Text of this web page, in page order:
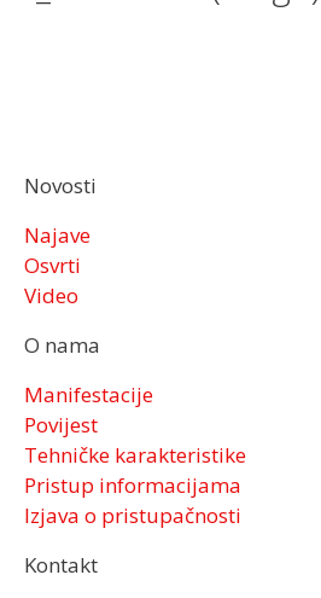
Novosti
Najave
Osvrti
Video
O nama
Manifestacije
Povijest
Tehničke karakteristike
Pristup informacijama
Izjava o pristupačnosti
Kontakt